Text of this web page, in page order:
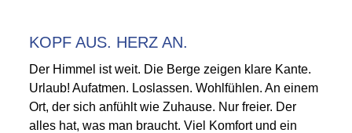
KOPF AUS. HERZ AN.
Der Himmel ist weit. Die Berge zeigen klare Kante.
Urlaub! Aufatmen. Loslassen. Wohlfühlen. An einem
Ort, der sich anfühlt wie Zuhause. Nur freier. Der
alles hat, was man braucht. Viel Komfort und ein